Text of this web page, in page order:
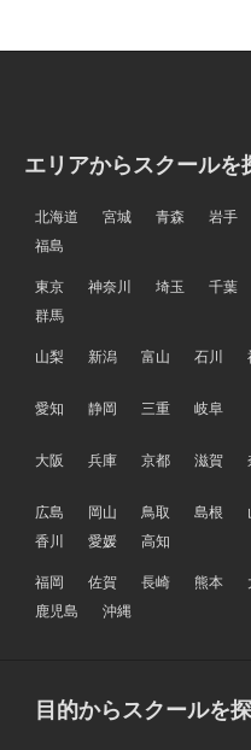
エリアからスクールを
北海道 宮城 青森 岩手
福島
東京 神奈川 埼玉 千葉
群馬
山梨 新潟 富山 石川
愛知 静岡 三重 岐阜
大阪 兵庫 京都 滋賀
広島 岡山 鳥取 島根
香川
愛媛 高知
福岡 佐賀 長崎 熊本
鹿児島
沖縄
目的からスクールを